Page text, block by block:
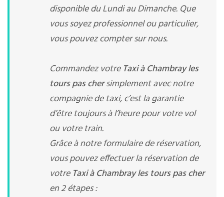
disponible du Lundi au Dimanche. Que
vous soyez professionnel ou particulier,
vous pouvez compter sur nous.
Commandez votre Taxi à Chambray les
tours pas chersimplement avec notre
compagnie de taxi, c’est la garantie
d’être toujours à l’heure pour votre vol
ou votre train.
Grâce à notre formulaire de réservation,
vous pouvez effectuer la réservation de
votre Taxi à Chambray les tours pas cher
en 2 étapes :